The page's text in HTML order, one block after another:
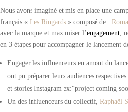
Nous avons imaginé et mis en place une
français « Les Ringards » composé de :
avec la marque et maximiser l’engagement ,
en 3 étapes pour accompagner le lancement
Engager les influenceurs en amont du
ont pu préparer leurs audiences
et stories Instagram ex:“project coming
Un des influenceurs du collectif,Raphaël